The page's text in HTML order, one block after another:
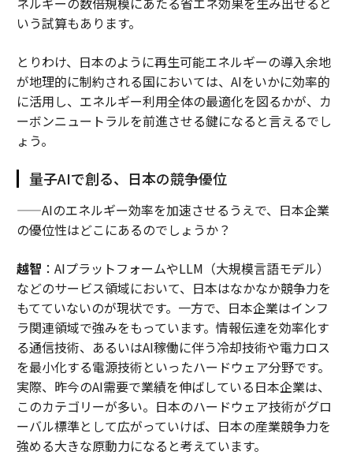
いう試算もあります。
とりわけ、日本のように再生可能エネルギーの導入余地
が地理的に制約される国においては、AIをいかに効率的
に活用し、エネルギー利用全体の最適化を図るかが、カ
ーボンニュートラルを前進させる鍵になると言えるでし
ょう。
量子AIで創る、日本の競争優位
——AIのエネルギー効率を加速させるうえで、日本企業
の優位性はどこにあるのでしょうか？
越智 ：AIプラットフォームやLLM（大規模言語モデル）
などのサービス領域において、日本はなかなか競争力を
もてていないのが現状です。一方で、日本企業はインフ
ラ関連領域で強みをもっています。情報伝達を効率化す
る通信技術、あるいはAI稼働に伴う冷却技術や電力ロス
を最小化する電源技術といったハードウェア分野です。
実際、昨今のAI需要で業績を伸ばしている日本企業は、
このカテゴリーが多い。日本のハードウェア技術がグロ
ーバル標準として広がっていけば、日本の産業競争力を
強める大きな原動力になると考えています。